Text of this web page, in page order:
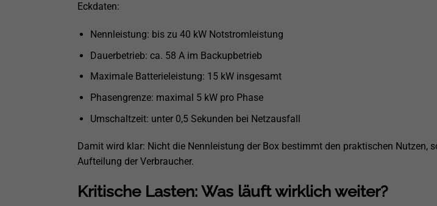
Eckdaten:
Nennleistung: bis zu 40 kW Notstromleistung
Dauerbetrieb: ca. 58 A im Backupbetrieb
Maximale Batterieleistung: 15 kW insgesamt
Phasengrenze: maximal 5 kW pro Phase
Umschaltzeit: unter 0,5 Sekunden bei Netzausfall
Damit wird klar: Nicht die Nennleistung der Box bestimmt den praktischen
Aufteilung der Verbraucher.
Kritische Lasten: Was läuft wirklich weiter?